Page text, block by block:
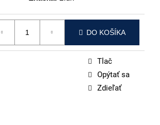
DO KOŠÍKA
Tlač
Opýtať sa
Zdieľať